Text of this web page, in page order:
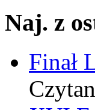
Naj. z
Finał